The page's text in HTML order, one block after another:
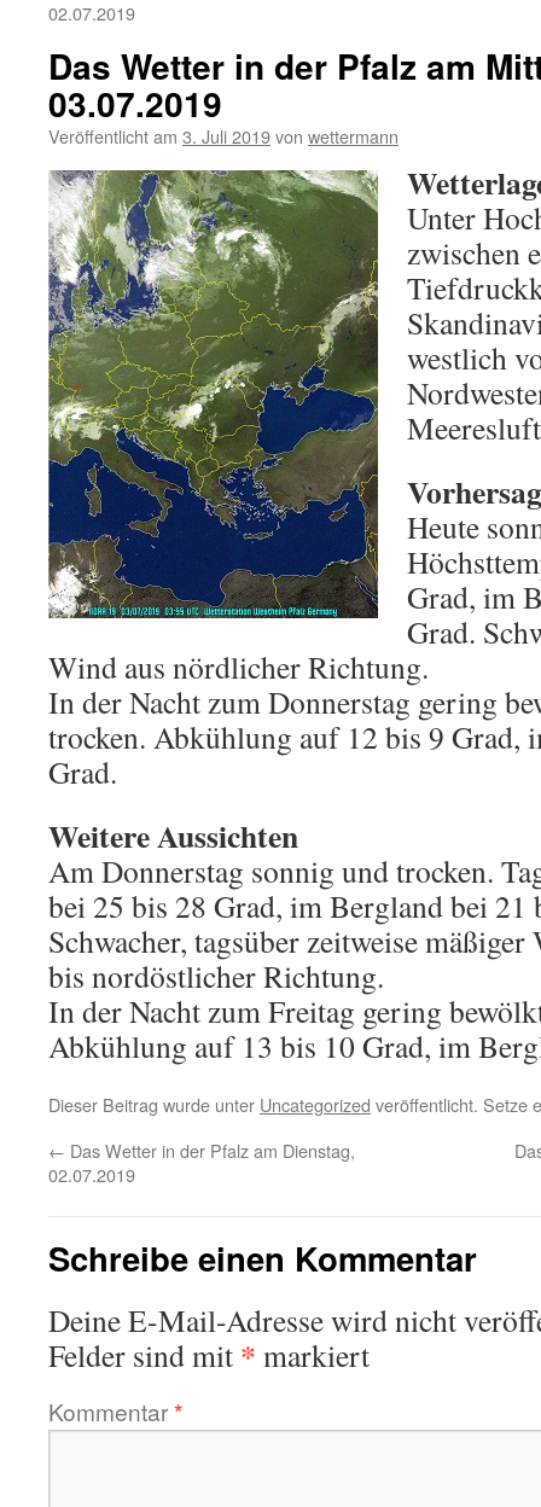
02.07.2019
Das Wetter in der Pfalz am
03.07.2019
Veröffentlicht am 3. Juli 2019von wettermann
Unter
zwischen
westlich
Heute
Grad, im
Grad.
Wind aus nördlicher Richtung.
In der Nacht zum Donnerstag gering
trocken. Abkühlung auf 12 bis 9 Grad,
Grad.
Weitere Aussichten
Am Donnerstag sonnig und trocken.
bei 25 bis 28 Grad, im Bergland bei 21
Schwacher, tagsüber zeitweise
bis nordöstlicher Richtung.
In der Nacht zum Freitag gering
Abkühlung auf 13 bis 10 Grad, im
Dieser Beitrag wurde unter Uncategorized veröffentlicht. Setze
← Das Wetter in der Pfalz am Dienstag,
02.07.2019
Schreibe einen Kommentar
Deine E-Mail-Adresse wird nicht
Felder sind mit * markiert
Kommentar*